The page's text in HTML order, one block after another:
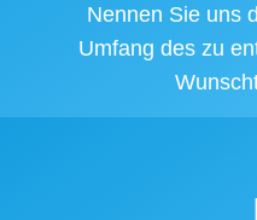
Nennen Sie uns
Umfang des zu